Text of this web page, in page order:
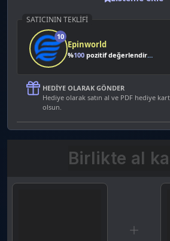
SATICININ TEKLIFI
10
Epinworld
%100 pozitif değerlendirme
HEDIYE OLARAK GÖNDER
Hediye olarak satın al ve PDF hediye
olsun.
Birlikte al